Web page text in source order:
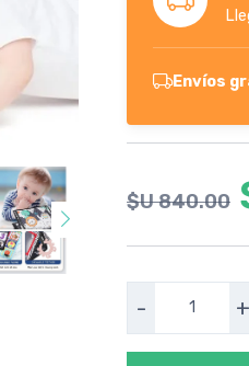
Envíos
$U 840.00
- +